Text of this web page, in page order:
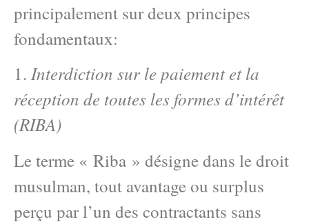
principalement sur deux principes
fondamentaux:
1. Interdiction sur le paiement et la
réception de toutes les formes d’intérêt
(RIBA)
Le terme « Riba » désigne dans le droit
musulman, tout avantage ou surplus
perçu par l’un des contractants sans